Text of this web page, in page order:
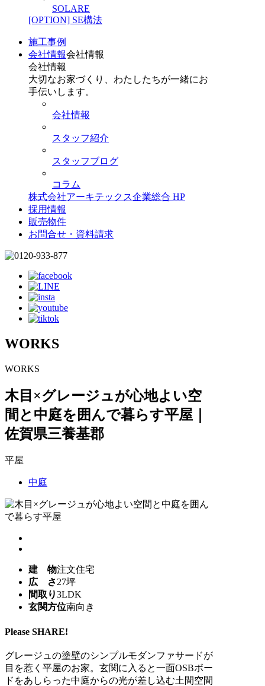
SOLARE
[OPTION] SE構法
施工事例
会社情報会社情報
会社情報
大切なお家づくり、わたしたちが一緒にお
手伝いします。
会社情報
スタッフ紹介
スタッフブログ
コラム
株式会社アーキテックス企業総合 HP
採用情報
販売物件
お問合せ・資料請求
WORKS
WORKS
木目×グレージュが心地よい空
間と中庭を囲んで暮らす平屋｜
佐賀県三養基郡
平屋
中庭
建 物注文住宅
広 さ27坪
間取り3LDK
玄関方位南向き
Please SHARE!
グレージュの塗壁のシンプルモダンファサードが
目を惹く平屋のお家。玄関に入ると一面OSBボー
ドをあしらった中庭からの光が差し込む土間空間